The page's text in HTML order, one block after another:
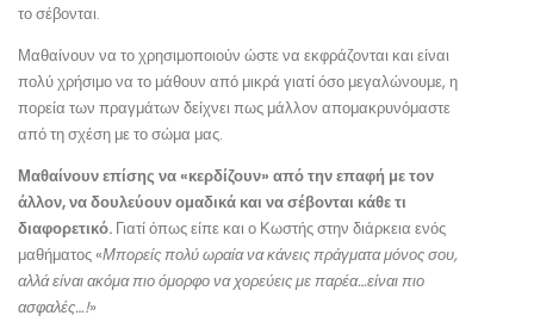
το σέβονται.
Μαθαίνουν να το χρησιμοποιούν ώστε να εκφράζονται και είναι
πολύ χρήσιμο να το μάθουν από μικρά γιατί όσο μεγαλώνουμε, η
πορεία των πραγμάτων δείχνει πως μάλλον απομακρυνόμαστε
από τη σχέση με το σώμα μας.
Μαθαίνουν επίσης να «κερδίζουν» από την επαφή με τον
άλλον, να δουλεύουν ομαδικά και να σέβονται κάθε τι
διαφορετικό. Γιατί όπως είπε και ο Κωστής στην διάρκεια ενός
μαθήματος «Μπορείς πολύ ωραία να κάνεις πράγματα μόνος σου,
αλλά είναι ακόμα πιο όμορφο να χορεύεις με παρέα…είναι πιο
ασφαλές…!»